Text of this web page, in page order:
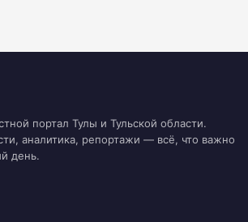
портал Тулы и Тульской области.
аналитика, репортажи — всё, что важно
день.